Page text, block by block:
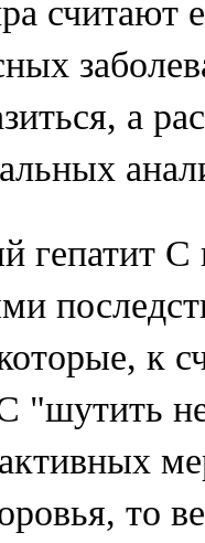
считают
а
гепатит С
к
С "шутить
то